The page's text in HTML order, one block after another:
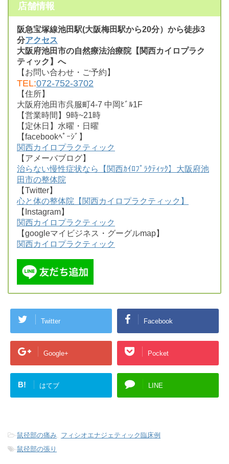
店舗情報
阪急宝塚線池田駅(大阪梅田駅から20分）から徒歩3
分アクセス
大阪府池田市の自然療法治療院【関西カイロプラク
ティック】へ
【お問い合わせ・ご予約】
TEL:072-752-3702
【住所】
大阪府池田市呉服町4-7 中岡ﾋﾞﾙ1F
【営業時間】9時~21時
【定休日】水曜・日曜
【facebookﾍﾟｰｼﾞ】
関西カイロプラクティック
【アメーバブログ】
治らない慢性症状なら【関西ｶｲﾛﾌﾟﾗｸﾃｨｯｸ】大阪府池
田市の整体院
【Twitter】
心と体の整体院【関西カイロプラクティック】
【Instagram】
関西カイロプラクティック
【googleマイビジネス・グーグルmap】
関西カイロプラクティック
Twitter Facebook
Google+ Pocket
B! はてブ LINE
-鼠径部の痛み, フィシオエナジェティック臨床例
-鼠径部の張り